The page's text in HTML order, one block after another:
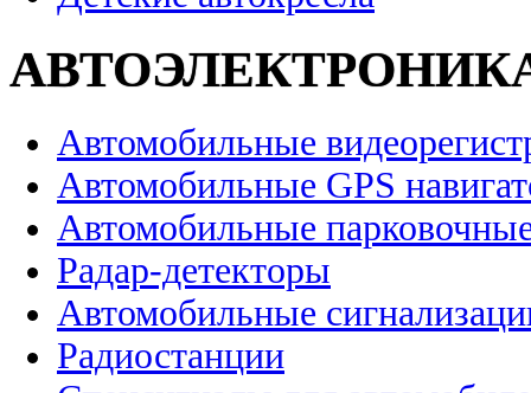
Автомобильные
Автомобильные GPS
Автомобильные
Радар-детекторы
Автомобильные
Радиостанции